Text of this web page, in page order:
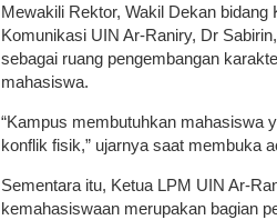
Mewakili Rektor, Wakil Dekan
Komunikasi UIN Ar-Raniry, Dr
sebagai ruang pengembangan
mahasiswa.
“Kampus membutuhkan mahasiswa
konflik fisik,” ujarnya saat membuka
Sementara itu, Ketua LPM UIN Ar-
kemahasiswaan merupakan bagian